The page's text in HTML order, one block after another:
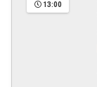
13:00